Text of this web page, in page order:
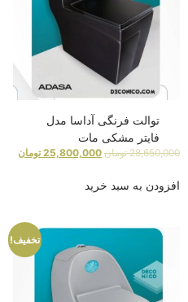
توالت فرنگی آداسا مدل
فایتر مشکی مات
28,650,000 تومان 25,800,000 تومان
افزودن به سبد خرید
تخفیف!